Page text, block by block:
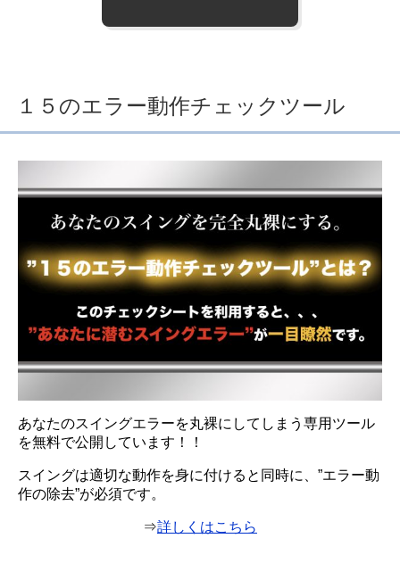
１５のエラー動作チェックツール
あなたのスイングエラーを丸裸にしてしまう専用ツール
を無料で公開しています！！
スイングは適切な動作を身に付けると同時に、”エラー動
作の除去”が必須です。
⇒詳しくはこちら